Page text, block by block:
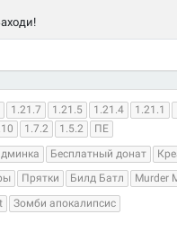
1.21.7 1.21.5 1.21.4 1.21.1
1.7.2 1.5.2
ПЕ
Бесплатный донат
Прятки Билд Батл Murder
Зомби апокалипсис